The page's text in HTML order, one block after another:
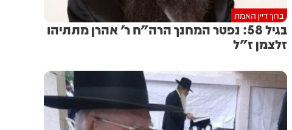
ברוך דיין האמת
בגיל 58: נפטר המחנך הרה"ח ר' אהרן מתתיהו
זלצמן ז"ל